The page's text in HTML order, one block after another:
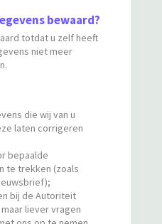
bewaard?
totdat u zelf heeft
niet meer
die wij van u
laten corrigeren
bepaalde
te trekken (zoals
bij de Autoriteit
liever vragen